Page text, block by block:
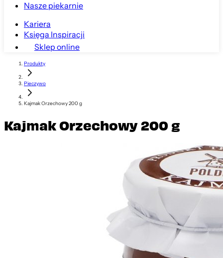
Nasze piekarnie
Kariera
Księga Inspiracji
Sklep online
Produkty
Pieczywo
Kajmak Orzechowy 200 g
Kajmak Orzechowy 200 g